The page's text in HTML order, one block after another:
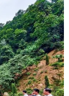
tố then